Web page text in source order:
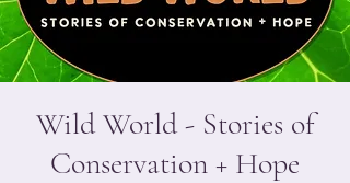
Wild World - Stories of
Conservation + Hope